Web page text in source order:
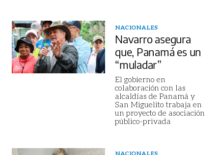
NACIONALES
Navarro asegura
que, Panamá es un
“muladar”
El gobierno en
colaboración con las
alcaldías de Panamá y
San Miguelito trabaja en
un proyecto de asociación
público-privada
NACIONALES